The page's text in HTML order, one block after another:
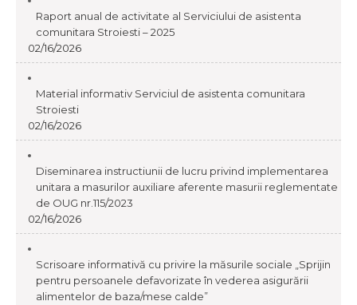
Raport anual de activitate al Serviciului de asistenta
comunitara Stroiesti – 2025
02/16/2026
Material informativ Serviciul de asistenta comunitara
Stroiesti
02/16/2026
Diseminarea instructiunii de lucru privind implementarea
unitara a masurilor auxiliare aferente masurii reglementate
de OUG nr.115/2023
02/16/2026
Scrisoare informativă cu privire la măsurile sociale „Sprijin
pentru persoanele defavorizate în vederea asigurării
alimentelor de baza/mese calde”